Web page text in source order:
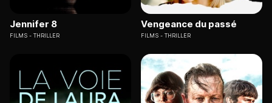
Jennifer 8
FILMS THRILLER
Vengeance du passé
FILMS THRILLER